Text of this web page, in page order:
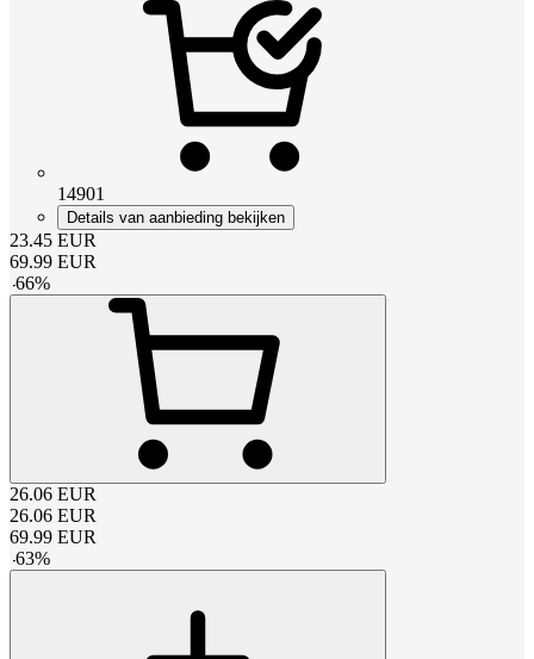
14901
Details van aanbieding bekijken
23.45 EUR
69.99 EUR
-66%
26.06 EUR
26.06 EUR
69.99 EUR
-63%